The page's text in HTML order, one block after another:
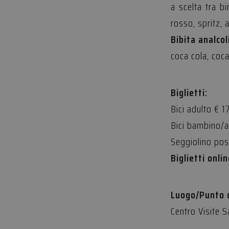
a scelta tra
rosso, spritz,
Bibita
coca cola,
Biglietti:
Bici adulto € 17
Bici bambino/
Seggiolino
Biglietti
Luogo/Punto
Centro Visite
_ga
_ga_3F2FN8FS03
__stripe_mid